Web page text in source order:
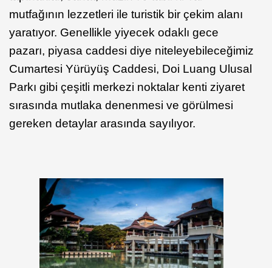
mutfağının lezzetleri ile turistik bir çekim alanı
yaratıyor. Genellikle yiyecek odaklı gece
pazarı, piyasa caddesi diye niteleyebileceğimiz
Cumartesi Yürüyüş Caddesi, Doi Luang Ulusal
Parkı gibi çeşitli merkezi noktalar kenti ziyaret
sırasında mutlaka denenmesi ve görülmesi
gereken detaylar arasında sayılıyor.